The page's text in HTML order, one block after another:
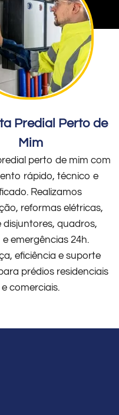
Predial Perto de
Mim
perto de mim com
rápido, técnico e
Realizamos
reformas elétricas,
disjuntores, quadros,
emergências 24h.
eficiência e suporte
prédios residenciais
e comerciais.